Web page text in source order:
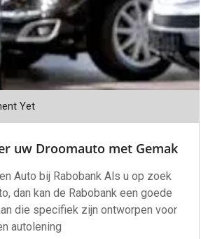
Yet
uw Droomauto met Gemak
Auto bij Rabobank Als u op zoek
dan kan de Rabobank een goede
die specifiek zijn ontworpen voor
autolening